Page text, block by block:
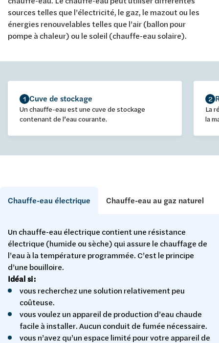
sources telles que l’électricité, le gaz, le mazout ou les
énergies renouvelables telles que l’air (ballon pour
pompe à chaleur) ou le soleil (chauffe-eau solaire).
1 Cuve de stockage
Un chauffe-eau est une cuve de stockage
contenant de l’eau courante.
2
La
la
Chauffe-eau électrique Chauffe-eau au gaz naturel
Un chauffe-eau électrique contient une résistance
électrique (humide ou sèche) qui assure le chauffage de
l’eau à la température programmée. C’est le principe
d’une bouilloire.
Idéal si :
vous recherchez une solution relativement peu
coûteuse.
vous voulez un appareil de production d’eau chaude
facile à installer. Aucun conduit de fumée nécessaire.
vous n’avez qu’un espace limité pour votre appareil de